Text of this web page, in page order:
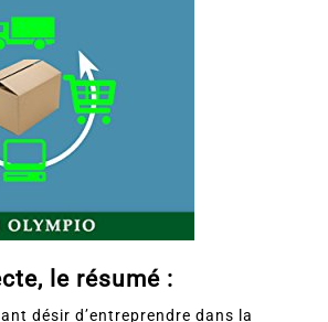
le résumé :
désir d’entreprendre dans la